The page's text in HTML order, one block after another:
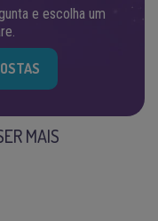
e escolha um
MAIS